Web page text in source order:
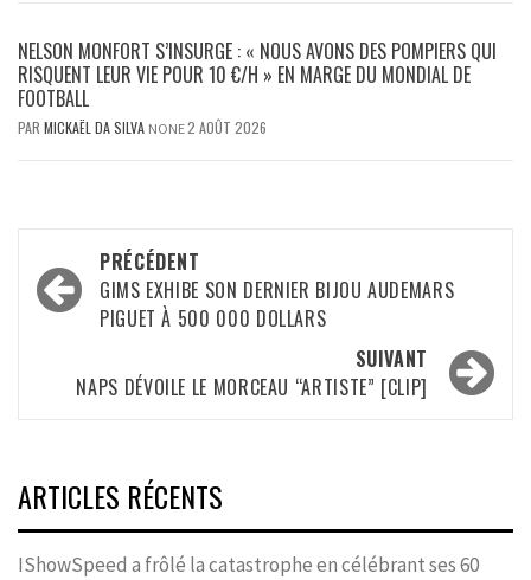
NELSON MONFORT S’INSURGE : « NOUS AVONS DES POMPIERS QUI
RISQUENT LEUR VIE POUR 10 €/H » EN MARGE DU MONDIAL DE
FOOTBALL
PAR MICKAËL DA SILVA NONE2 AOÛT 2026
Navigation
d’article
PRÉCÉDENT
GIMS EXHIBE SON DERNIER BIJOU AUDEMARS
PIGUET À 500 000 DOLLARS
SUIVANT
NAPS DÉVOILE LE MORCEAU “ARTISTE” [CLIP]
ARTICLES RÉCENTS
IShowSpeed a frôlé la catastrophe en célébrant ses 60